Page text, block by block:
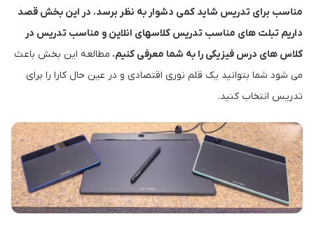
مناسب برای تدریس شاید کمی دشوار به نظر برسد. در این بخش قصد
داریم تبلت های مناسب تدریس کلاسهای انلاین و مناسب تدریس در
کلاس های درس فیزیکی را به شما معرفی کنیم. مطالعه این بخش باعث
می شود شما بتوانید یک قلم نوری اقتصادی و در عین حال کارا را برای
تدریس انتخاب کنید.